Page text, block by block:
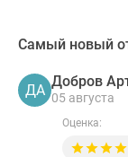
Самый новый
ДА
Добров
05 августа
Оценка: